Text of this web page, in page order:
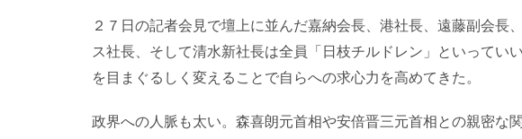
２７日の記者会見で壇上に並んだ嘉納会長、港社長、遠藤副会長
ス社長、そして清水新社長は全員「日枝チルドレン」といってい
を目まぐるしく変えることで自らへの求心力を高めてきた。
政界への人脈も太い。森喜朗元首相や安倍晋三元首相との親密な